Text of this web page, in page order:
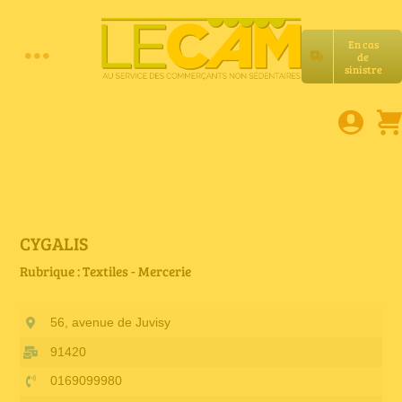
En cas
de
sinistre
Toggle
E-book
Petites annonces
CYGALIS
Rubrique : Textiles - Mercerie
56, avenue de Juvisy
91420
0169099980